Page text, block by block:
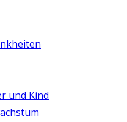
und Kind